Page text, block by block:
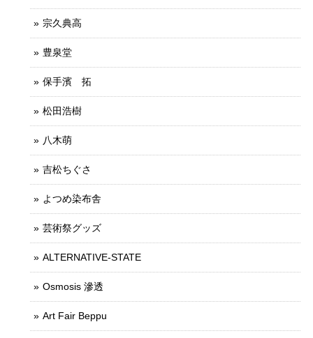
宗久典高
豊泉堂
保手濱 拓
松田浩樹
八木萌
吉松ちぐさ
よつめ染布舎
芸術祭グッズ
ALTERNATIVE-STATE
Osmosis 滲透
Art Fair Beppu